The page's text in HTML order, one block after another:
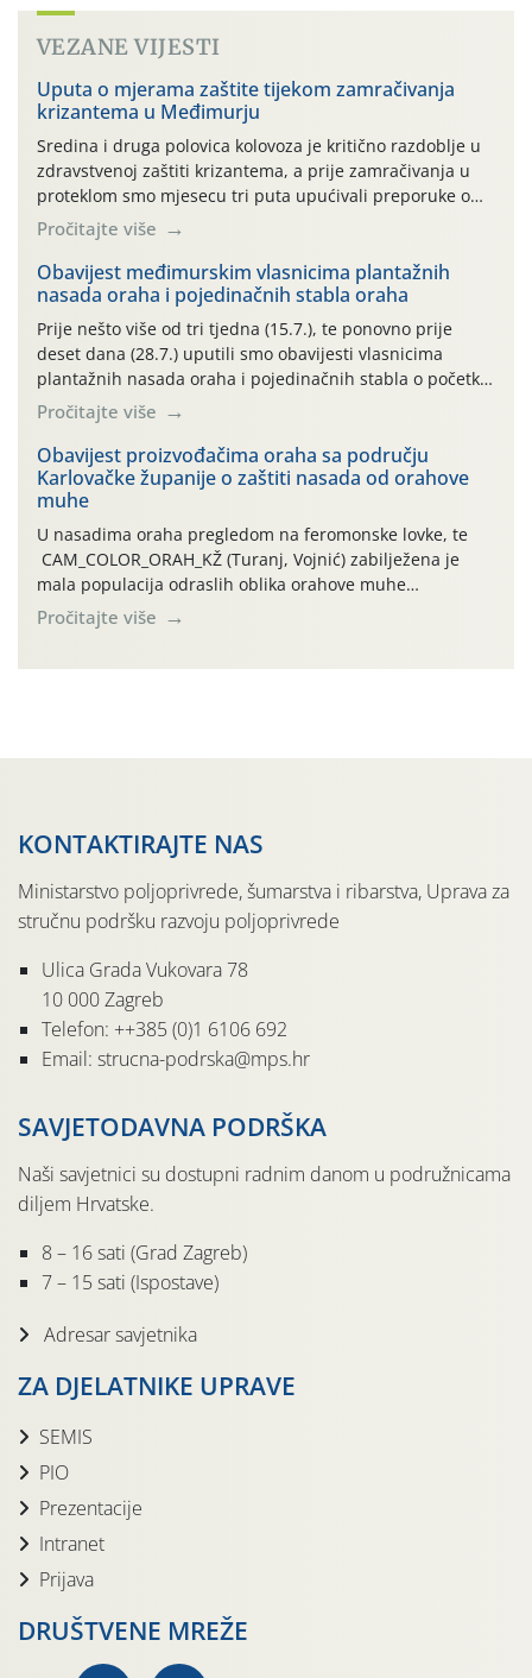
VEZANE VIJESTI
Uputa o mjerama zaštite tijekom zamračivanja
krizantema u Međimurju
Sredina i druga polovica kolovoza je kritično razdoblje u
zdravstvenoj zaštiti krizantema, a prije zamračivanja u
proteklom smo mjesecu tri puta upućivali preporuke o
preventivnim mjerama zaštite krizantema od najčešćih
uzročnika bolesti, štetnika i fito-fagnih grinja (23.7., 14.7.,
06.7.)! Na početku ovog mjeseca je zabilježeno je
povijesno i ekstremno vruće meteorološko razdoblje, uz
najviše temperature […]
Pročitajte više
Obavijest međimurskim vlasnicima plantažnih
nasada oraha i pojedinačnih stabla oraha
Prije nešto više od tri tjedna (15.7.), te ponovno prije
deset dana (28.7.) uputili smo obavijesti vlasnicima
plantažnih nasada oraha i pojedinačnih stabla o početku
leta i ovogodišnjoj potrebi usmjerenog suzbijanja
orahove muhe (Rhagoletis completa)! Već dvanaest dana
traje drugi ovogodišnji “toplinski udar”, koji naročito
izražen zadnja šest dana (31.7.-05.8.), jer najviše
temperature zraka svakodnevno […]
Pročitajte više
Obavijest proizvođačima oraha sa području
Karlovačke županije o zaštiti nasada od orahove
muhe
U nasadima oraha pregledom na feromonske lovke, te
CAM_COLOR_ORAH_KŽ (Turanj, Vojnić) zabilježena je
mala populacija odraslih oblika orahove muhe
(Rhagoletis completa). Niska brojnost može se objasniti
činjenicom da je riječ o mladim nasadima s vrlo malim
Pročitajte više
KONTAKTIRAJTE NAS
Ministarstvo poljoprivrede, šumarstva i ribarstva, Uprava za
stručnu podršku razvoju poljoprivrede
Ulica Grada Vukovara 78
10 000 Zagreb
Telefon: ++385 (0)1 6106 692
Email: strucna-podrska@mps.hr
SAVJETODAVNA PODRŠKA
Naši savjetnici su dostupni radnim danom u podružnicama
diljem Hrvatske.
8 – 16 sati (Grad Zagreb)
7 – 15 sati (Ispostave)
Adresar savjetnika
ZA DJELATNIKE UPRAVE
SEMIS
PIO
Prezentacije
Intranet
Prijava
DRUŠTVENE MREŽE